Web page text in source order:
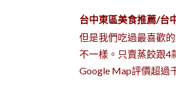
台中東區美食推薦/台
但是我們吃過最喜歡
不一樣。只賣蒸餃跟4
Google Map評價超過